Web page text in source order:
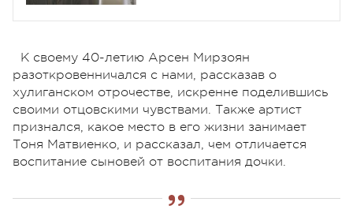
К своему 40-летию Арсен Мирзоян
разоткровенничался с нами, рассказав о
хулиганском отрочестве, искренне поделившись
своими отцовскими чувствами. Также артист
признался, какое место в его жизни занимает
Тоня Матвиенко, и рассказал, чем отличается
воспитание сыновей от воспитания дочки.